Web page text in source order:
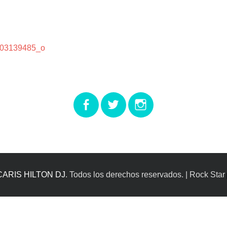
HILTON DJ. Todos los derechos reservados. | Rock